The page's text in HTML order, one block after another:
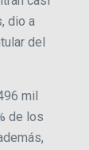
dio a
del
mil
de los